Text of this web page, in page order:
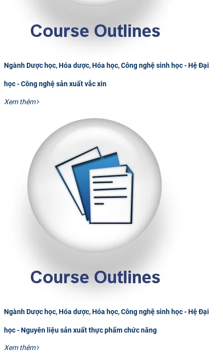
Ngành Dược học, Hóa dược, Hóa học, Công nghệ sinh học - Hệ Đại
học - Công nghệ sản xuất vắc xin
Xem thêm
Ngành Dược học, Hóa dược, Hóa học, Công nghệ sinh học - Hệ Đại
học - Nguyên liệu sản xuất thực phẩm chức năng
Xem thêm